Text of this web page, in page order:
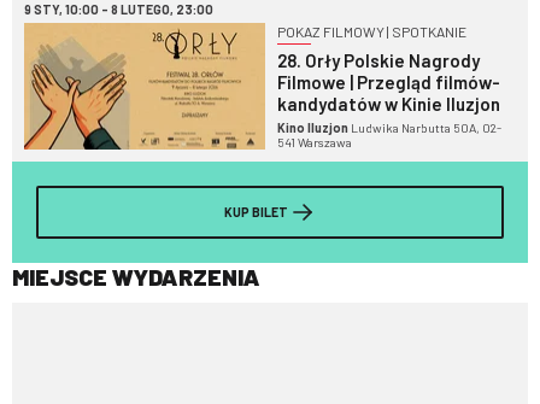
9 STY, 10:00 - 8 LUTEGO, 23:00
POKAZ FILMOWY | SPOTKANIE
28. Orły Polskie Nagrody
Filmowe | Przegląd filmów-
kandydatów w Kinie Iluzjon
Kino Iluzjon Ludwika Narbutta 50A, 02-
541 Warszawa
KUP BILET
MIEJSCE WYDARZENIA